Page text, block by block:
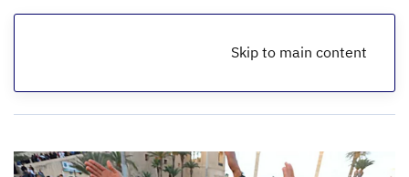
Skip to main content
الرئيسية